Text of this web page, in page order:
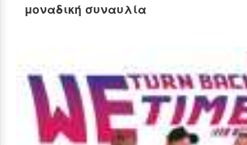
μοναδική συναυλία